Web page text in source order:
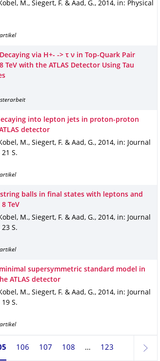
M., Siegert, F. & Aad, G., 2014, in: Physical
via H+- -> τ ν in Top-Quark Pair
with the ATLAS Detector Using Tau
into lepton jets in proton-proton
detector
M., Siegert, F. & Aad, G., 2014, in: Journal
21 S.
balls in final states with leptons and
TeV
M., Siegert, F. & Aad, G., 2014, in: Journal
23 S.
supersymmetric standard model in
ATLAS detector
M., Siegert, F. & Aad, G., 2014, in: Journal
19 S.
105, aktuell ausgewählt
106 107 108 123
weiter